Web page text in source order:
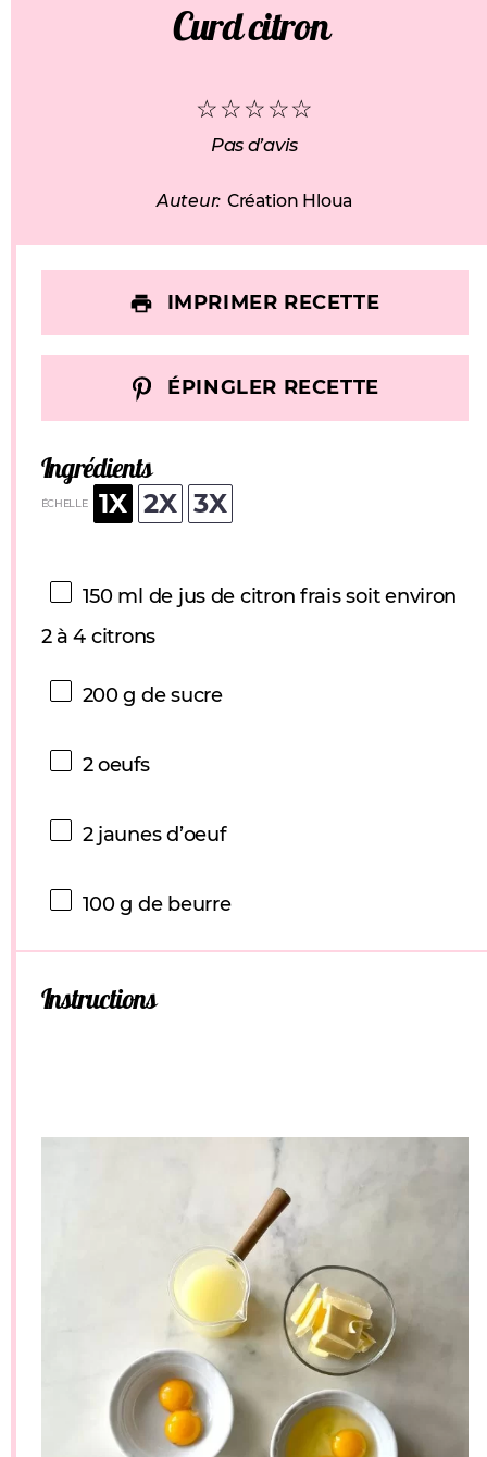
Curd citron
☆
☆
☆
☆
☆
Pas d’avis
Auteur: Création Hloua
IMPRIMER RECETTE
ÉPINGLER RECETTE
Ingrédients
ÉCHELLE 1X 2X 3X
150ml de jus de citron frais soit environ
2 à 4 citrons
200 g de sucre
2oeufs
2jaunes d’oeuf
100 g de beurre
Instructions